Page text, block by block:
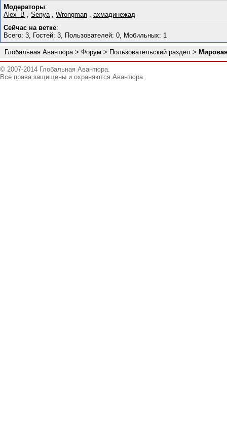
Модераторы:
Alex_B , Senya, Wrongman , ахмадинежад
Сейчас на ветке:
Всего: 3, Гостей: 3, Пользователей: 0, Мобильных: 1
Глобальная Авантюра> Форум > Пользовательский раздел >
© 2007-2014 Глобальная Авантюра.
Все права защищены и охраняются Авантюра.